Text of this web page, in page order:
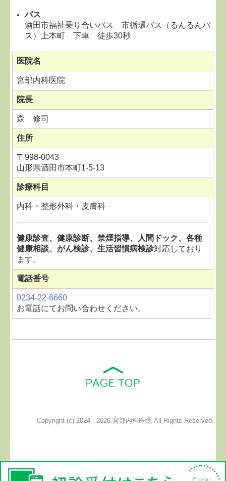
バス
酒田市福祉乗り合いバス 市循環バス（るんるんバ
ス）上本町 下車 徒歩30秒
医院名
宮部内科医院
院長
森 修司
住所
〒998-0043
山形県酒田市本町1-5-13
診療科目
内科・整形外科・皮膚科
健康診査、健康診断、禁煙指導、人間ドック、各種
健康相談、がん検診、生活習慣病検診対応しており
ます。
電話番号
0234-22-6660
お電話にてお問い合わせください。
Copyright (c) 2024 - 2026 宮部内科医院 All Rights Reserved.